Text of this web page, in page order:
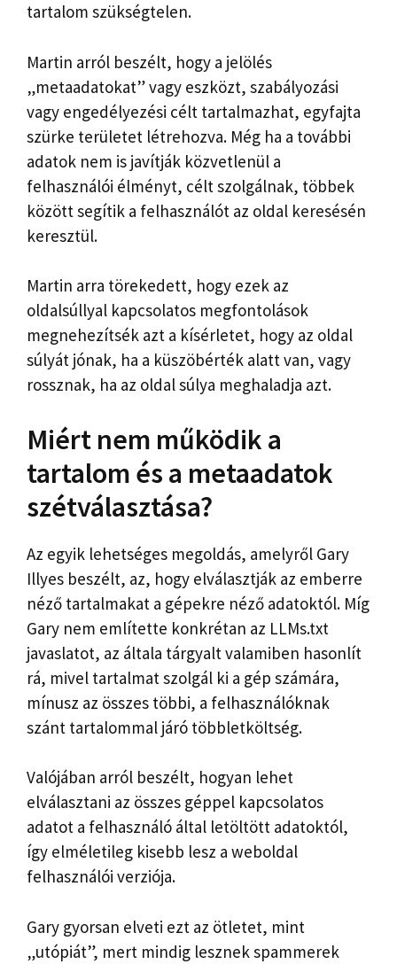
tartalom szükségtelen.
Martin arról beszélt, hogy a jelölés
„metaadatokat” vagy eszközt, szabályozási
vagy engedélyezési célt tartalmazhat, egyfajta
szürke területet létrehozva. Még ha a további
adatok nem is javítják közvetlenül a
felhasználói élményt, célt szolgálnak, többek
között segítik a felhasználót az oldal keresésén
keresztül.
Martin arra törekedett, hogy ezek az
oldalsúllyal kapcsolatos megfontolások
megnehezítsék azt a kísérletet, hogy az oldal
súlyát jónak, ha a küszöbérték alatt van, vagy
rossznak, ha az oldal súlya meghaladja azt.
Miért nem működik a
tartalom és a metaadatok
szétválasztása?
Az egyik lehetséges megoldás, amelyről Gary
Illyes beszélt, az, hogy elválasztják az emberre
néző tartalmakat a gépekre néző adatoktól. Míg
Gary nem említette konkrétan az LLMs.txt
javaslatot, az általa tárgyalt valamiben hasonlít
rá, mivel tartalmat szolgál ki a gép számára,
mínusz az összes többi, a felhasználóknak
szánt tartalommal járó többletköltség.
Valójában arról beszélt, hogyan lehet
elválasztani az összes géppel kapcsolatos
adatot a felhasználó által letöltött adatoktól,
így elméletileg kisebb lesz a weboldal
felhasználói verziója.
Gary gyorsan elveti ezt az ötletet, mint
„utópiát”, mert mindig lesznek spammerek